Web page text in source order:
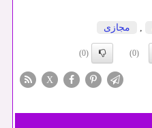
, مجازی
(0)
(0)
X